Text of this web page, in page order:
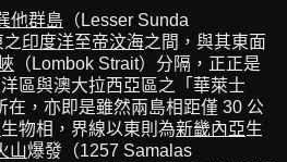
他群島 （Lesser Sunda
印度洋至帝汶海之間，與其東面
（Lombok Strait）分隔，正正是
區與澳大拉西亞區之「華萊士
在，亦即是雖然兩島相距僅 30 公
生物相，界線以東則為新畿內亞生
山爆發（1257 Samalas